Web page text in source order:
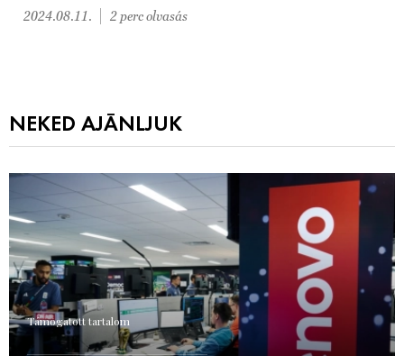
2024.08.11. 2 perc olvasás
NEKED AJÁNLJUK
Támogatott tartalom